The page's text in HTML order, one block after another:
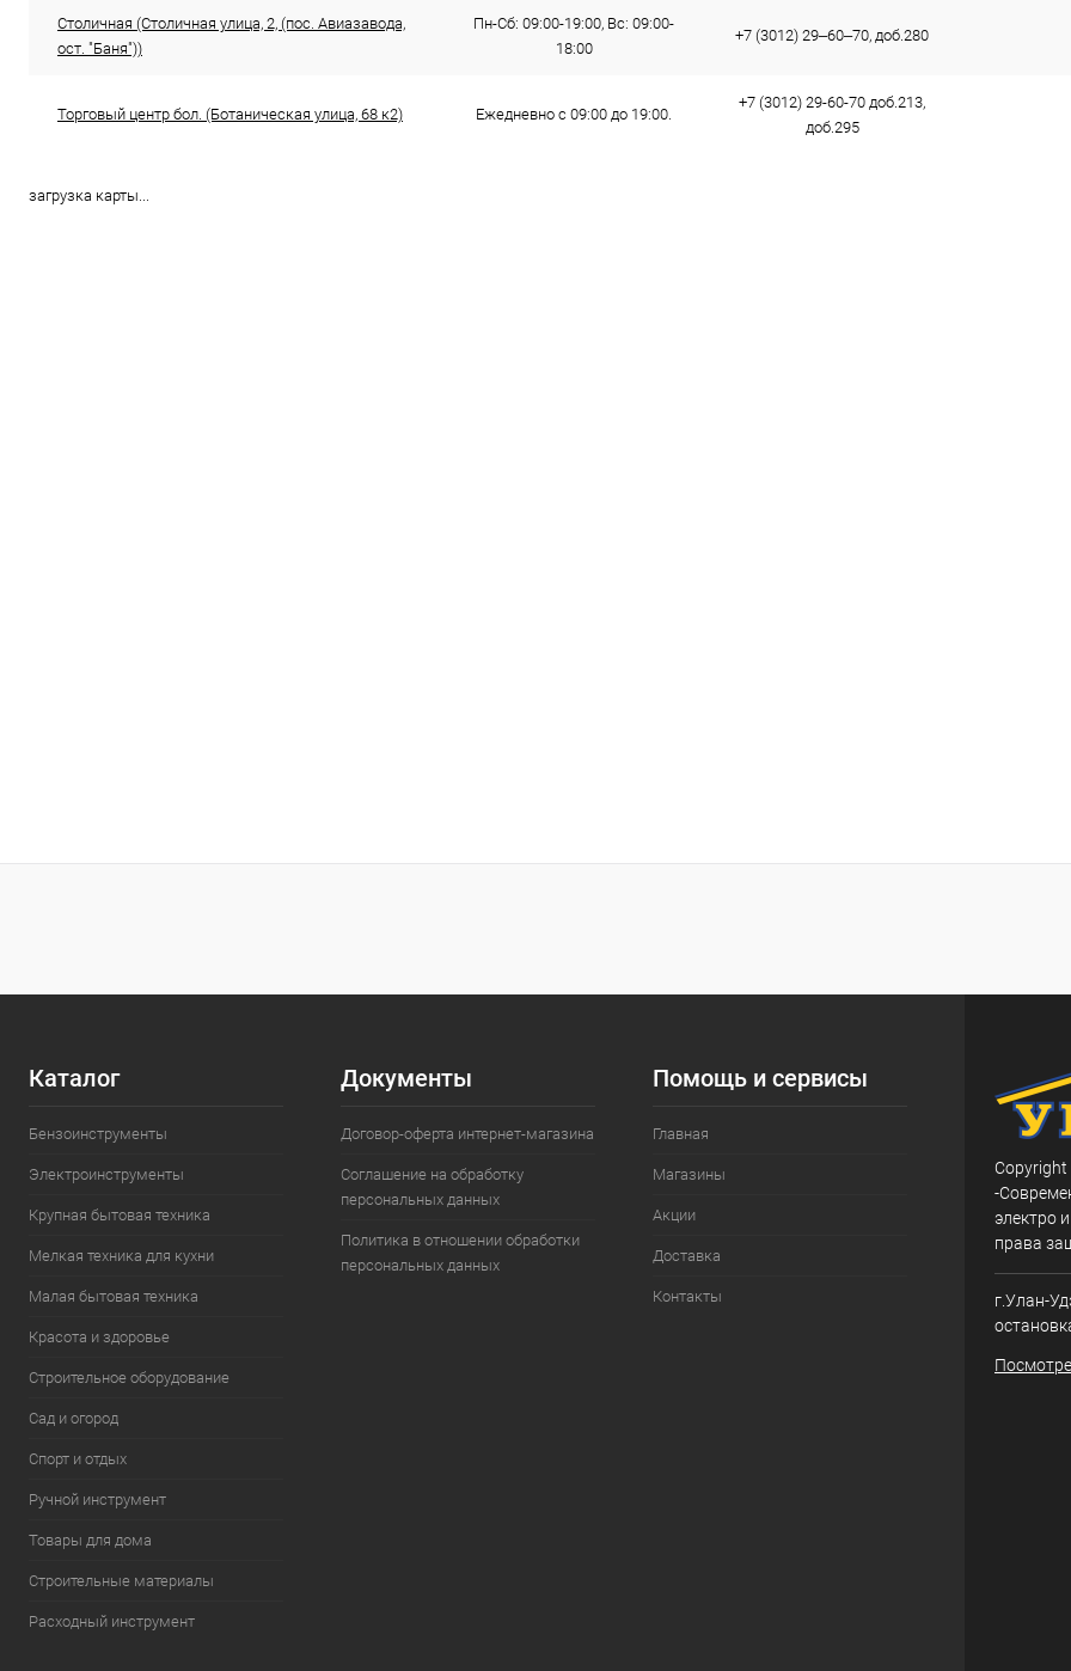
Столичная (Столичная улица, 2, ​(пос. Авиазавода,
ост. "Баня"))
Пн-Сб: 09:00-19:00, Вс: 09:00-
18:00
+7 (3012) 29‒60‒70, доб.280
Торговый центр бол. (Ботаническая улица, 68 к2) Ежедневно с 09:00 до 19:00.
+7 (3012) 29-60-70 доб.213,
доб.295
загрузка карты...
Каталог
Бензоинструменты
Электроинструменты
Крупная бытовая техника
Мелкая техника для кухни
Малая бытовая техника
Красота и здоровье
Строительное оборудование
Сад и огород
Спорт и отдых
Ручной инструмент
Товары для дома
Строительные материалы
Расходный инструмент
Документы
Договор-оферта интернет-магазина
Соглашение на обработку
персональных данных
Политика в отношении обработки
персональных данных
Помощь и сервисы
Главная
Магазины
Акции
Доставка
Контакты
-
электро
права
г.Улан-